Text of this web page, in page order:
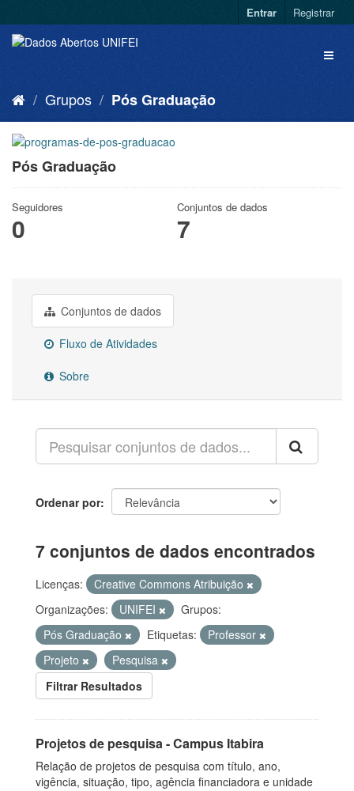
Entrar Registrar
Grupos Pós Graduação
Pós Graduação
Seguidores
0
Conjuntos de dados
7
Conjuntos de dados
Fluxo de Atividades
Sobre
Ordenar por
7 conjuntos de dados encontrados
Licenças:
Creative Commons Atribuição
Organizações:
UNIFEI
Grupos:
Pós Graduação
Etiquetas:
Professor
Projeto
Pesquisa
Filtrar Resultados
Projetos de pesquisa - Campus Itabira
Relação de projetos de pesquisa com título, ano,
vigência, situação, tipo, agência financiadora e unidade